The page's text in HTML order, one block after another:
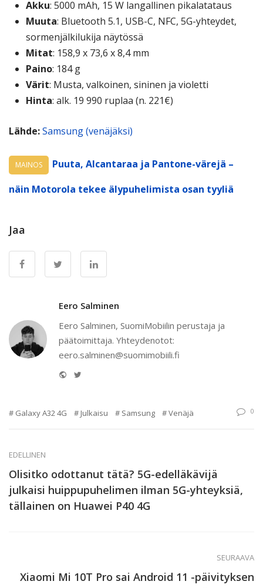
Akku: 5000 mAh, 15 W langallinen pikalatataus
Muuta: Bluetooth 5.1, USB-C, NFC, 5G-yhteydet,
sormenjälkilukija näytössä
Mitat: 158,9 x 73,6 x 8,4 mm
Paino: 184 g
Värit: Musta, valkoinen, sininen ja violetti
Hinta: alk. 19 990 ruplaa (n. 221€)
Lähde:Samsung (venäjäksi)
MAINOS
Puuta, Alcantaraa ja Pantone-värejä –
näin Motorola tekee älypuhelimista osan tyyliä
Jaa
Eero Salminen
Eero Salminen, SuomiMobiilin perustaja ja
päätoimittaja. Yhteydenotot:
eero.salminen@suomimobiili.fi
Website
Galaxy A32 4G Julkaisu Samsung Venäjä 0
EDELLINEN
Olisitko odottanut tätä? 5G-edelläkävijä
julkaisi huippupuhelimen ilman 5G-yhteyksiä,
tällainen on Huawei P40 4G
SEURAAVA
Xiaomi Mi 10T Pro sai Android 11 -päivityksen